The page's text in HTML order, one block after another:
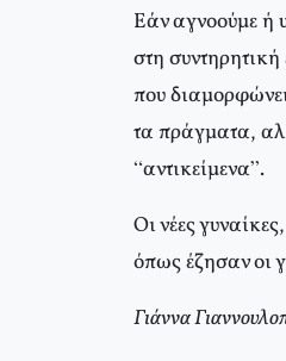
Εάν αγνοούμε ή
στη
που
τα πράγματα,
“αντικείμενα”.
Οι νέες
όπως έζησαν οι
Γιάννα